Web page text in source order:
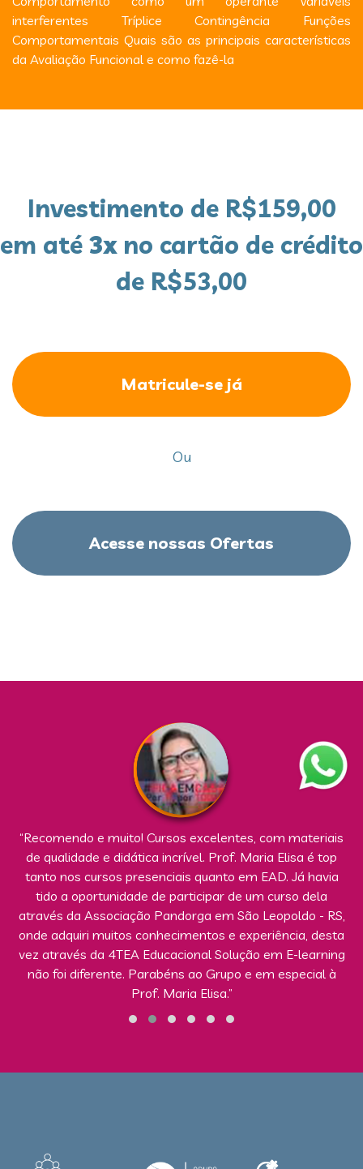
interferentes Tríplice Contingência Funções
Comportamentais Quais são as principais características
da Avaliação Funcional e como fazê-la
Investimento de R$159,00
em até 3x no cartão de crédito
de R$53,00
Matricule-se já
Ou
Acesse nossas Ofertas
“Recomendo e muito! Cursos excelentes, com materiais
de qualidade e didática incrível. Prof. Maria Elisa é top
tanto nos cursos presenciais quanto em EAD. Já havia
tido a oportunidade de participar de um curso dela
através da Associação Pandorga em São Leopoldo - RS,
onde adquiri muitos conhecimentos e experiência, desta
vez através da 4TEA Educacional Solução em E-learning
não foi diferente. Parabéns ao Grupo e em especial à
Prof. Maria Elisa.”